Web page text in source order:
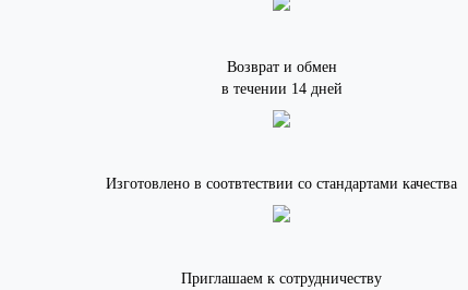
Возврат и обмен
в течении 14 дней
Изготовлено в соотвтествии со стандартами качества
Приглашаем к сотрудничеству